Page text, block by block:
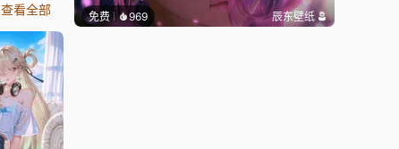
查看全部 免费 969 辰东壁纸